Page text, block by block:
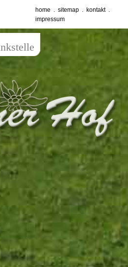
home .sitemap . kontakt.
impressum